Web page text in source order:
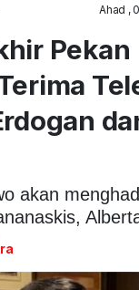
Ahad ,
Pekan
akan